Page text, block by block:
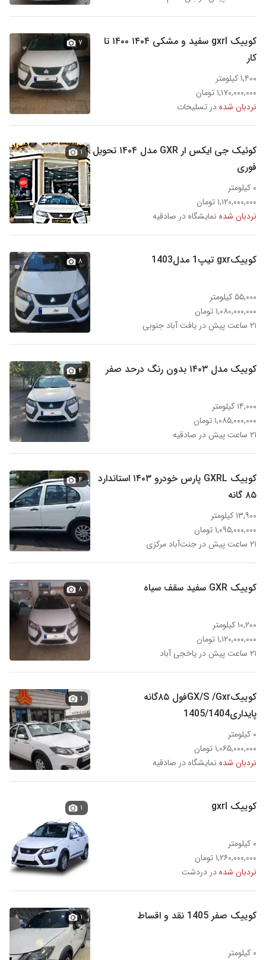
کوییک gxrl سفید و مشکی ۱۴۰۴ ۱۴۰۰ تا
کار
۱,۴۰۰ کیلومتر
۱,۱۷۰,۰۰۰,۰۰۰ تومان
نردبان شدهدر تسلیحات
۷
کوئیک جی ایکس ار GXR مدل ۱۴۰۴ تحویل
فوری
۰ کیلومتر
۱,۱۲۰,۰۰۰,۰۰۰ تومان
نردبان شده نمایشگاه در صادقیه
۱
کوییکgxr تیپ1 مدل1403
۵۵,۰۰۰ کیلومتر
۱,۰۸۰,۰۰۰,۰۰۰ تومان
۲۱ ساعت پیش در یافت آباد جنوبی
۸
کوییک مدل ۱۴۰۳ بدون رنگ درحد صفر
۱۴,۰۰۰ کیلومتر
۱,۰۸۵,۰۰۰,۰۰۰ تومان
۲۱ ساعت پیش در صادقیه
۴
کوییک GXRL پارس خودرو ۱۴۰۳ استاندارد
۸۵ گانه
۱۳,۹۰۰ کیلومتر
۱,۰۹۵,۰۰۰,۰۰۰ تومان
۲۱ ساعت پیش در جنت‌آباد مرکزی
۴
کوییک GXR سفید سقف سیاه
۱۰,۲۰۰ کیلومتر
۱,۱۲۰,۰۰۰,۰۰۰ تومان
۲۱ ساعت پیش در یاخجی آباد
۸
کوییکGX/S /Gxrفول ۸۵گانه
پایداری1405/1404
۰ کیلومتر
۱,۰۶۵,۰۰۰,۰۰۰ تومان
نردبان شده نمایشگاه در صادقیه
۱
کوییک gxrl
۰ کیلومتر
۱,۲۶۰,۰۰۰,۰۰۰ تومان
نردبان شدهدر دردشت
۱
کوییک صفر 1405 نقد و اقساط
۰ کیلومتر
۱